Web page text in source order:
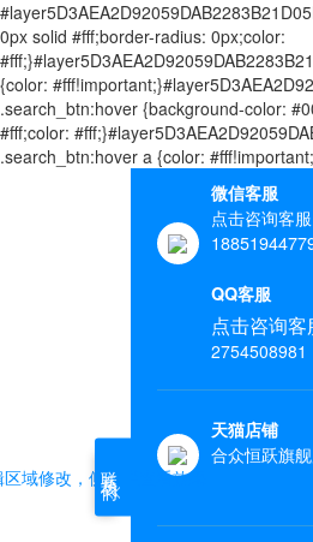
0px solid #fff;border-radius: 0px;color:
{color:
.search_btn:hover {background-color:
#fff;color:
.search_btn:hover a {color:
域修改，侧边栏查看效果
微信客服
点击咨询客服
QQ客服
点击咨询客
2754508981
天猫店铺
合众恒跃旗